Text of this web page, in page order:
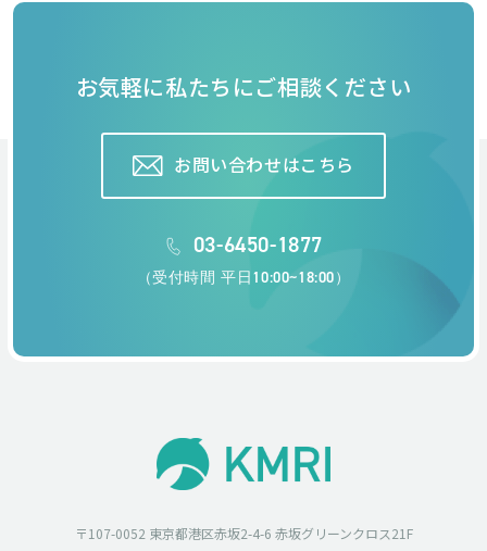
お気軽に私たちにご相談ください
お問い合わせはこちら
03-6450-1877
（受付時間 平日10:00~18:00）
〒107-0052 東京都港区赤坂2-4-6 赤坂グリーンクロス21F